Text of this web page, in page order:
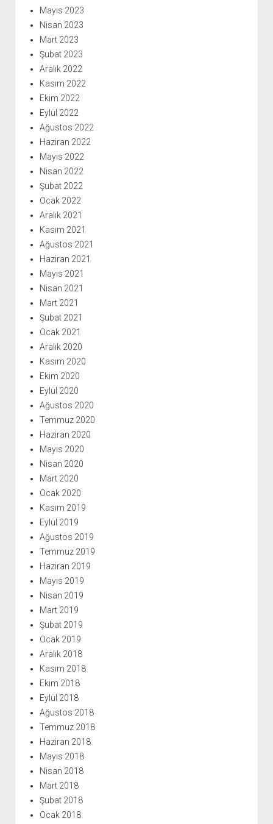
Mayıs 2023
Nisan 2023
Mart 2023
Şubat 2023
Aralık 2022
Kasım 2022
Ekim 2022
Eylül 2022
Ağustos 2022
Haziran 2022
Mayıs 2022
Nisan 2022
Şubat 2022
Ocak 2022
Aralık 2021
Kasım 2021
Ağustos 2021
Haziran 2021
Mayıs 2021
Nisan 2021
Mart 2021
Şubat 2021
Ocak 2021
Aralık 2020
Kasım 2020
Ekim 2020
Eylül 2020
Ağustos 2020
Temmuz 2020
Haziran 2020
Mayıs 2020
Nisan 2020
Mart 2020
Ocak 2020
Kasım 2019
Eylül 2019
Ağustos 2019
Temmuz 2019
Haziran 2019
Mayıs 2019
Nisan 2019
Mart 2019
Şubat 2019
Ocak 2019
Aralık 2018
Kasım 2018
Ekim 2018
Eylül 2018
Ağustos 2018
Temmuz 2018
Haziran 2018
Mayıs 2018
Nisan 2018
Mart 2018
Şubat 2018
Ocak 2018